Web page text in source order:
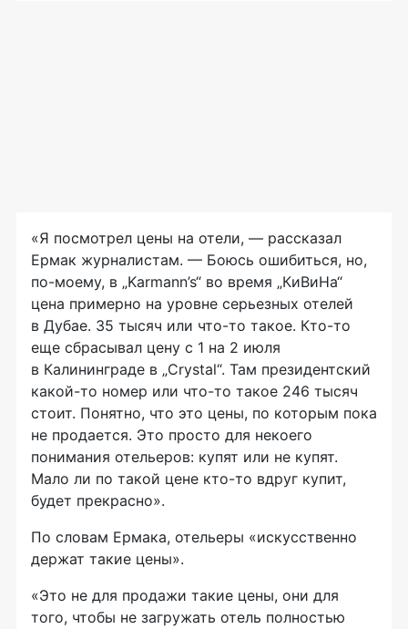
«Я посмотрел цены на отели, — рассказал
Ермак журналистам. — Боюсь ошибиться, но,
по-моему, в „Karmann’s“ во время „КиВиНа“
цена примерно на уровне серьезных отелей
в Дубае. 35 тысяч или что-то такое. Кто-то
еще сбрасывал цену с 1 на 2 июля
в Калининграде в „Crystal“. Там президентский
какой-то номер или что-то такое 246 тысяч
стоит. Понятно, что это цены, по которым пока
не продается. Это просто для некоего
понимания отельеров: купят или не купят.
Мало ли по такой цене кто-то вдруг купит,
будет прекрасно».
По словам Ермака, отельеры «искусственно
держат такие цены».
«Это не для продажи такие цены, они для
того, чтобы не загружать отель полностью